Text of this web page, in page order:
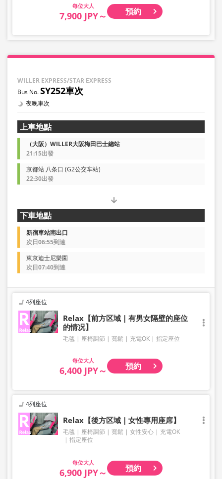
大人
7,900 JPY～ 預約
WILLER EXPRESS/STAR EXPRESS
SY252車次
夜晚車次
上車地點
（大阪）WILLER大阪梅田巴士總站
21:15出發
京都站 八条口 (G2公交车站)
22:30出發
下車地點
新宿車站南出口
次日06:55到達
東京迪士尼樂園
次日07:40到達
4列座位
Relax【前方区域｜有男女隔壁的座位
的情况】
毛毯 座椅調節 寬鬆 充電OK 指定座位
大人
6,400 JPY～ 預約
4列座位
Relax【後方区域｜女性專用座席】
毛毯 座椅調節 寬鬆 女性安心
充電OK
指定座位
大人
6,900 JPY～ 預約